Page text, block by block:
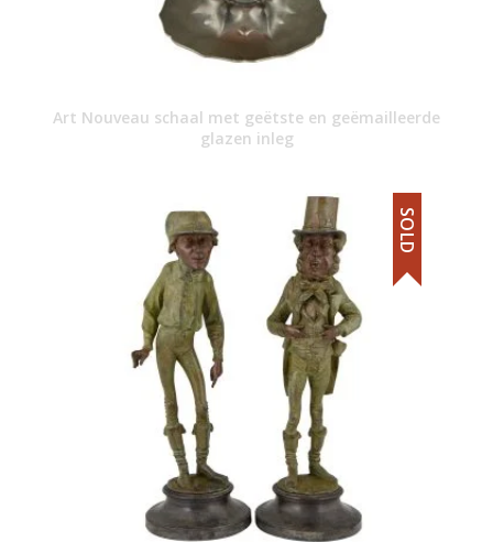
Art Nouveau schaal met geëtste en geëmailleerde
glazen inleg
SOLD